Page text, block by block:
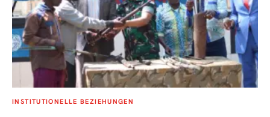
INSTITUTIONELLE BEZIEHUNGEN